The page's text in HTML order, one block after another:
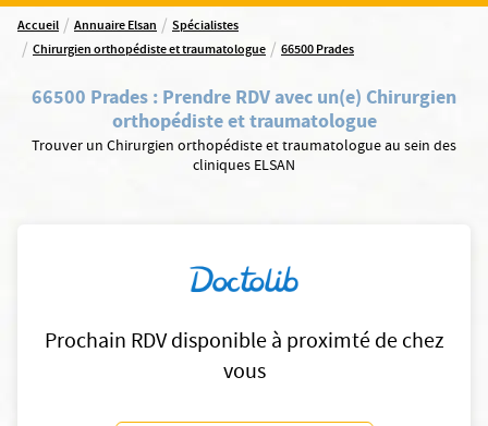
Accueil / Annuaire Elsan / Spécialistes
/ Chirurgien orthopédiste et traumatologue / 66500 Prades
66500 Prades : Prendre RDV avec un(e) Chirurgien
orthopédiste et traumatologue
Trouver un Chirurgien orthopédiste et traumatologue au sein des
cliniques ELSAN
Prochain RDV disponible à proximté de chez
vous